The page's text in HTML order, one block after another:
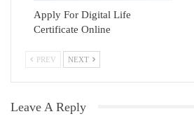
Apply For Digital Life
Certificate Online
PREV NEXT
Leave A Reply